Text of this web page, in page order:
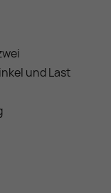
und Last